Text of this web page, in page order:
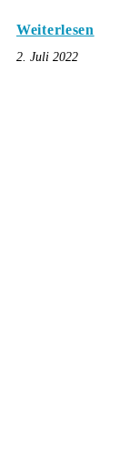
Weiterlesen
2. Juli 2022